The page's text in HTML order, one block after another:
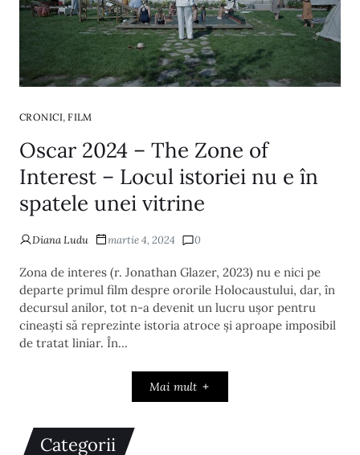
CRONICI,FILM
Oscar 2024 – The Zone of
Interest – Locul istoriei nu e în
spatele unei vitrine
Diana Ludu martie 4, 2024 0
Zona de interes (r. Jonathan Glazer, 2023) nu e nici pe
departe primul film despre ororile Holocaustului, dar, în
decursul anilor, tot n-a devenit un lucru ușor pentru
cineaști să reprezinte istoria atroce și aproape imposibil
de tratat liniar. În…
Mai mult
Categorii